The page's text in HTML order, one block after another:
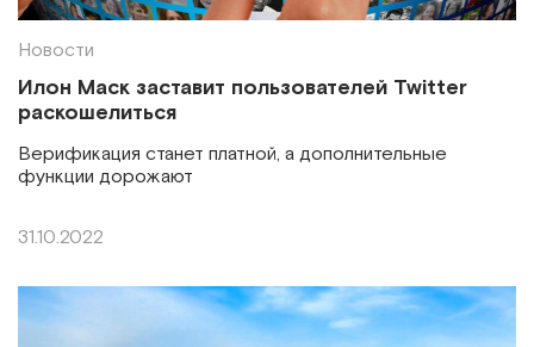
Новости
Илон Маск заставит пользователей Twitter
раскошелиться
Верификация станет платной, а дополнительные
функции дорожают
31.10.2022